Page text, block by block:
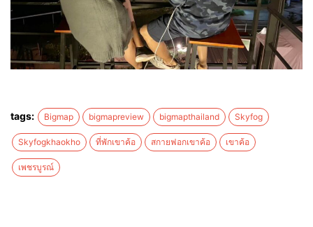
tags: Bigmap bigmapreview bigmapthailand Skyfog
Skyfogkhaokho ที่พักเขาค้อ สกายฟอกเขาค้อ เขาค้อ
เพชรบูรณ์